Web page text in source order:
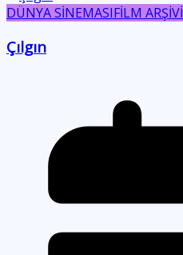
DÜNYA SİNEMASIFİLM ARŞİVİ
Çılgın